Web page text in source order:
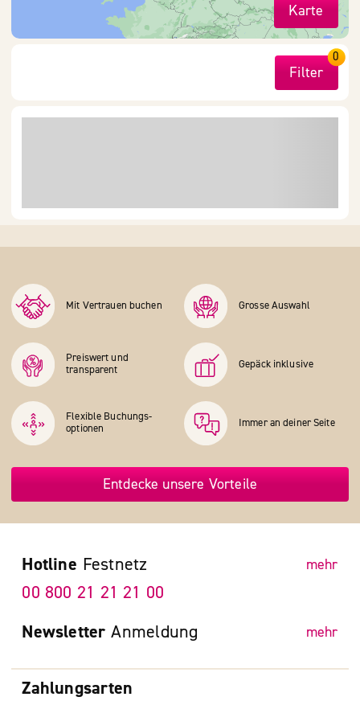
Karte
Filter
0
Mit Vertrauen buchen Grosse Auswahl
Preiswert und
transparent
Gepäck inklusive
Flexible Buchungs­
optionen
Immer an deiner Seite
Entdecke unsere Vorteile
Zahlungsarten
Hotline Festnetz mehr
00 800 21 21 21 00
Newsletter Anmeldung mehr